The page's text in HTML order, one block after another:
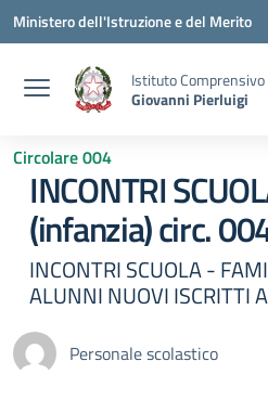
Vai ai contenuti
Vai al menu di navigazione
Vai al footer
Ministero dell'Istruzione e del Merito
Istituto Comprensivo
Giovanni Pierluigi
Circolare 004
INCONTRI
(infanzia) circ.
INCONTRI SCUOLA -
ALUNNI NUOVI ISCRITTI
Personale scolastico